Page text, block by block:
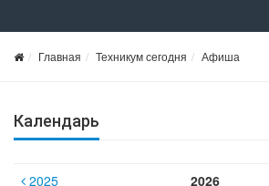
Главная Техникум сегодня Афиша
Календарь
2025 2026